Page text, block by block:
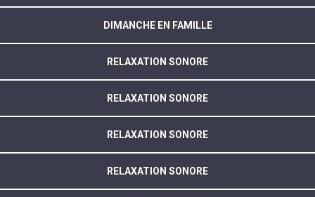
DIMANCHE EN FAMILLE
RELAXATION SONORE
RELAXATION SONORE
RELAXATION SONORE
RELAXATION SONORE